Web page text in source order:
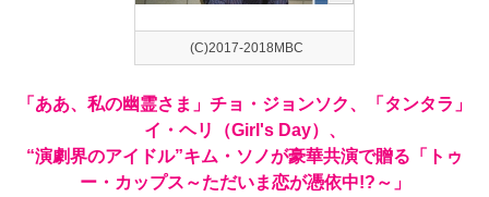
(C)2017-2018MBC
「ああ、私の幽霊さま」チョ・ジョンソク、「タンタラ」
イ・ヘリ（Girl's Day）、
“演劇界のアイドル”キム・ソノが豪華共演で贈る「トゥ
ー・カップス～ただいま恋が憑依中!?～」